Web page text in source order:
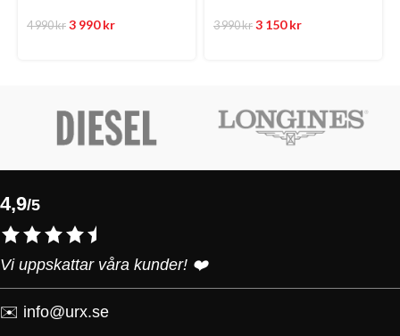
4 990kr 3 990kr 3 990kr 3 150kr
4,9/5
Vi uppskattar våra kunder! ❤️
✉️ info@urx.se